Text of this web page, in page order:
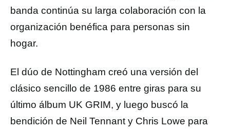
banda continúa su larga colaboración con la
organización benéfica para personas sin
hogar.
El dúo de Nottingham creó una versión del
clásico sencillo de 1986 entre giras para su
último álbum UK GRIM, y luego buscó la
bendición de Neil Tennant y Chris Lowe para